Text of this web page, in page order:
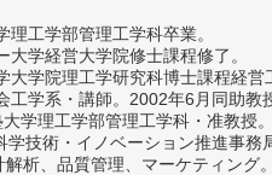
工学部管理工学科卒業。
学経営大学院修士課程修了。
大学院理工学研究科博士課程経営
工学系・講師。2002年6月同助教
学理工学部管理工学科・准教授
技術・イノベーション推進事務
析、品質管理、マーケティング。